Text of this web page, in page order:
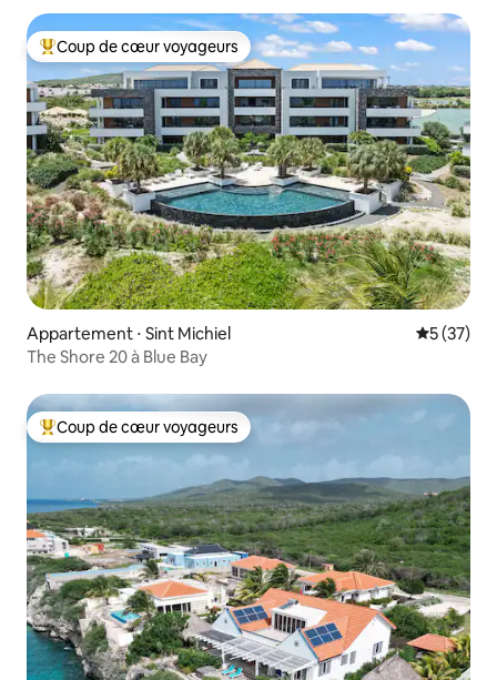
Coups de cœur voyageurs les plus appréciés
Coup de cœur voyageurs
Appartement ⋅ Sint Michiel
5 (37)
The Shore 20 à Blue Bay
Coups de cœur voyageurs les plus appréciés
Coup de cœur voyageurs